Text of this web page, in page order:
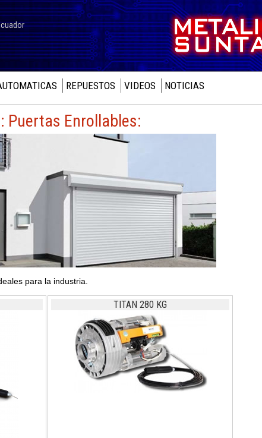
REPUESTOS VIDEOS NOTICIAS
Puertas Enrollables:
para la industria.
TITAN 280 KG